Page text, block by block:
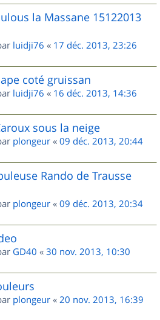
la Massane 15122013
luidji76 « 17 déc. 2013, 23:26
coté gruissan
luidji76 « 16 déc. 2013, 14:36
sous la neige
plongeur « 09 déc. 2013, 20:44
Rando de Trausse
plongeur « 09 déc. 2013, 20:34
GD40 « 30 nov. 2013, 10:30
plongeur « 20 nov. 2013, 16:39